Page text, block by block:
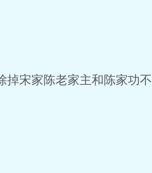
宋家陈老家主和陈家功不